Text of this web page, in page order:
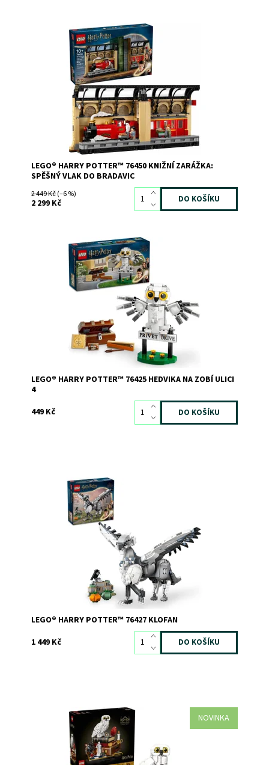
Stavějte, hrajte si a uspořádejte knihy v kouzelnickém
stylu s vůbec první knižní zarážkou LEGO® Harry Potter™!
Připomeňte si slavnou scénu se Spěšným vlakem do
Bradavic na nástupišti 93™. Pomozte Harrymu Potterovi,
Ronovi Weasleymu a jejich mazlíčkům...
Dostupnost:
Skladem1
12525
LEGO
LEGO® HARRY POTTER™ 76450 KNIŽNÍ ZARÁŽKA:
SPĚŠNÝ VLAK DO BRADAVIC
2 449 Kč(–6 %)
2 299 Kč
Hračka LEGO® Harry Potter™ Hedvika na hraní i na
Dostupnost:
Skladem3
11708
LEGO® HARRY POTTER™ 76425 HEDVIKA NA ZOBÍ ULICI
4
449 Kč
Hravá výstavní stavebnice LEGO® Harry Potter™ Klofan
Dostupnost:
Skladem
12066
LEGO
LEGO® HARRY POTTER™ 76427 KLOFAN
1 449 Kč
NOVINKA
Tato sběratelská stavebnice představuje skvělý
kreativní dárek pro dospělé fanoušky Harryho Pottera.
Dostupnost:
Skladem1